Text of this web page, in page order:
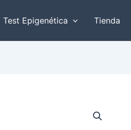
Test Epigenética Tienda